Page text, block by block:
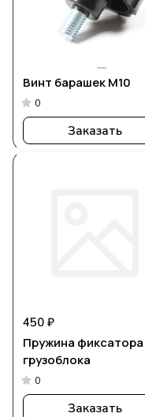
Винт барашек М10
0
Заказать
450 ₽
Пружина фиксатора
грузоблока
0
Заказать